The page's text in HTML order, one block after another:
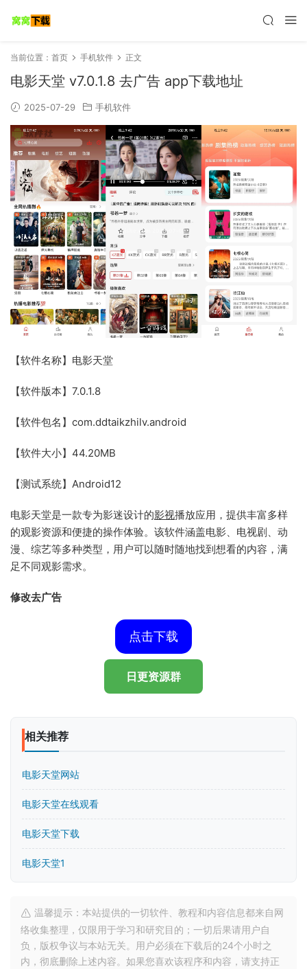
当前位置： 首页 手机软件 正文
电影天堂 v7.0.1.8 去广告 app下载地址
2025-07-29 手机软件
【软件名称】电影天堂
【软件版本】7.0.1.8
【软件包名】com.ddtaikzhilv.android
【软件大小】44.20MB
【测试系统】Android12
电影天堂是一款专为影迷设计的影视播放应用，提供丰富多样
的观影资源和便捷的操作体验。该软件涵盖电影、电视剧、动
漫、综艺等多种类型，用户可以随时随地找到想看的内容，满
足不同观影需求。
修改去广告
点击下载
日更资源群
相关推荐
电影天堂网站
电影天堂在线观看
电影天堂下载
电影天堂1
温馨提示：本站提供的一切软件、教程和内容信息都来自网
络收集整理，仅限用于学习和研究目的；一切后果请用户自
负，版权争议与本站无关。用户必须在下载后的24个小时之
内，彻底删除上述内容。如果您喜欢该程序和内容，请支持正